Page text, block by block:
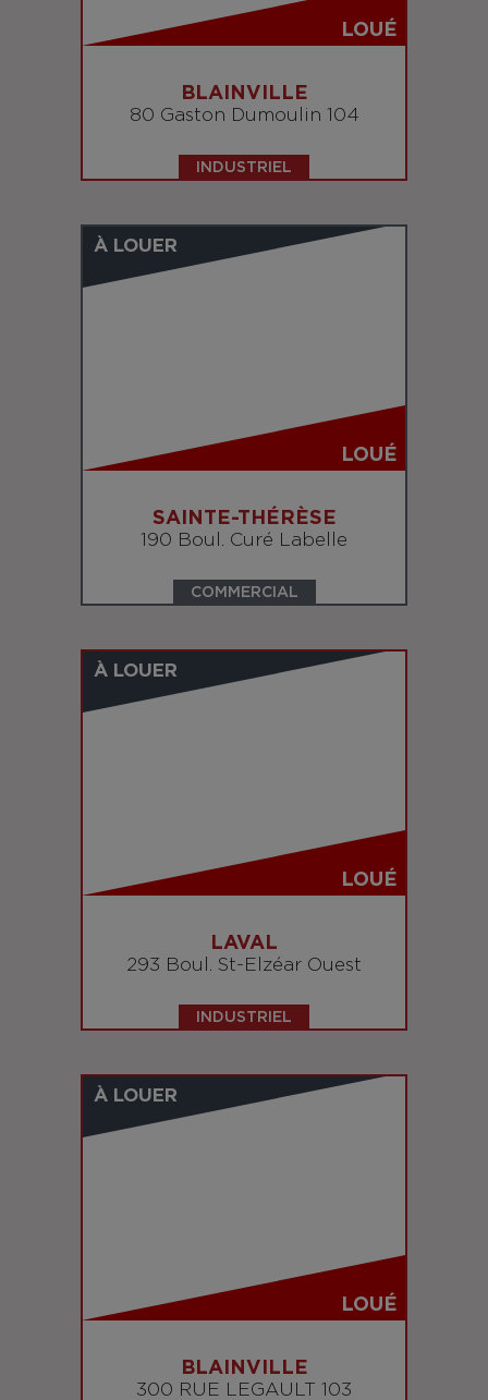
LOUÉ
BLAINVILLE
80 Gaston Dumoulin 104
INDUSTRIEL
À LOUER
LOUÉ
SAINTE-THÉRÈSE
190 Boul. Curé Labelle
COMMERCIAL
À LOUER
LOUÉ
LAVAL
293 Boul. St-Elzéar Ouest
INDUSTRIEL
À LOUER
LOUÉ
BLAINVILLE
300 RUE LEGAULT 103